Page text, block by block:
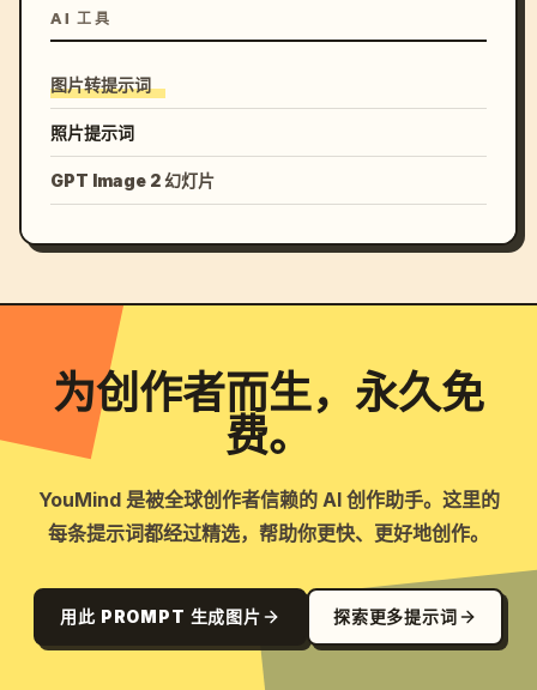
AI 工具
图片转提示词
照片提示词
GPT Image 2 幻灯片
为创作者而生，永久免
费。
YouMind 是被全球创作者信赖的 AI 创作助手。这里的
每条提示词都经过精选，帮助你更快、更好地创作。
用此 PROMPT 生成图片 探索更多提示词